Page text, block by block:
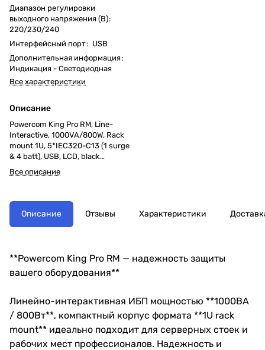
Диапазон регулировки
выходного напряжения (В):
220/230/240
Интерфейсный порт: USB
Дополнительная информация:
Индикация - Светодиодная
Все характеристики
Описание
Powercom King Pro RM, Line-
Interactive, 1000VA/800W, Rack
mount 1U, 5*IEC320-C13 (1 surge
& 4 batt), USB, LCD, black
(1152593)
Все описание
Описание Отзывы Характеристики
**Powercom King Pro RM — надежность защиты
вашего оборудования**
Линейно-интерактивная ИБП мощностью **1000ВА
/ 800Вт**, компактный корпус формата **1U rack
mount** идеально подходит для серверных стоек и
рабочих мест профессионалов. Надежность и